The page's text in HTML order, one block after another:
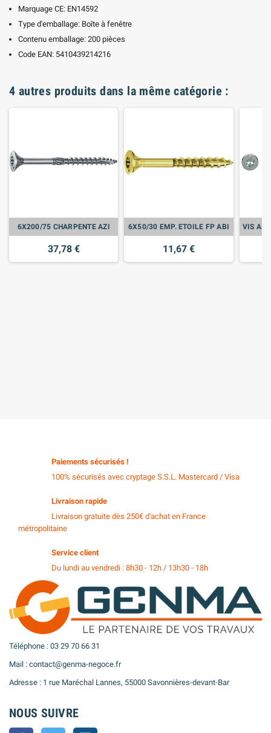
Marquage CE: EN14592
Type d'emballage: Boîte à fenêtre
Contenu emballage: 200 pièces
Code EAN: 5410439214216
4 autres produits dans la même catégorie :
6X200/75 CHARPENTE AZI
37,78 €
6X50/30 EMP. ETOILE FP ABI
11,67 €
Paiements sécurisés !
100% sécurisés avec cryptage S.S.L. Mastercard / Visa
Livraison rapide
Livraison gratuite dès 250€ d'achat en France
métropolitaine
Service client
Du lundi au vendredi : 8h30 - 12h / 13h30 - 18h
Téléphone : 03 29 70 66 31
Mail : contact@genma-negoce.fr
Adresse : 1 rue Maréchal Lannes, 55000 Savonnières-devant-Bar
NOUS SUIVRE